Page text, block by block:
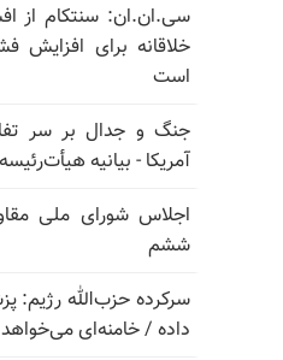
سی.ان.ان: سنتکام از
خلاقانه برای افزایش
است
جنگ و جدال بر سر
آمریکا - بیانیه
اجلاس شورای ملی
ششم
داده / خامنه‌ای می‌خواهد